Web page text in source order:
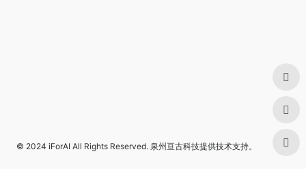
© 2024 iForAI All Rights Reserved. 泉州亘古科技提供技术支持。